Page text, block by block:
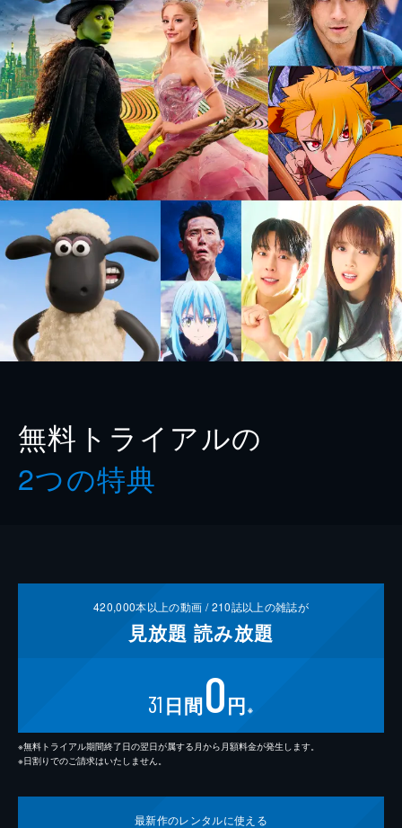
無料トライアルの
2つの特典
420,000本以上の動画 /210誌以上の雑誌が
見放題 読み放題
31 日間0円 ※
※無料トライアル期間終了日の翌日が属する月から月額料金が発生します。
※日割りでのご請求はいたしません。
最新作のレンタルに使える